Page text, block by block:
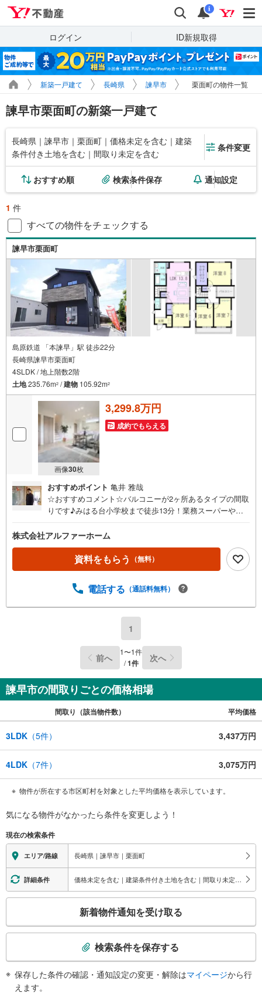
検索 通知
i
ログイン ID新規取得
新築一戸建て 長崎県 諫早市 栗面町の物件一覧
諫早市栗面町の新築一戸建て
長崎県｜諫早市｜栗面町｜価格未定を含む｜建築
条件付き土地を含む｜間取り未定を含む
条件変更
おすすめ順 検索条件保存 通知設定
1 件
すべての物件をチェックする
諫早市栗面町
島原鉄道 「本諫早」駅 徒歩22分
長崎県諫早市栗面町
4SLDK / 地上階数2階
土地235.76m2 /建物 105.92m2
画像30枚
3,299.8万円
成約でもらえる
おすすめポイント 亀井 雅哉
☆おすすめコメント☆バルコニーが2ヶ所あるタイプの間取
りです♪みはる台小学校まで徒歩13分！業務スーパーやコ
や浴室乾燥機能等、日々の家事の手助けになる設備が標準
装備！■周辺環境・諫早市立みはる台小学校まで徒歩13分
（1040m）・諫早市立諫早中学校まで徒歩22分（1691
m）・業務スーパー諫早店まで徒歩6分（453m）■物件情
レ設置・シューズクローク・照明、エアコン1基設置済み・
級・劣化対策等級3相当・床下の劣化を防ぎ不同沈下しにく
いベタ基礎を採用■2026年9月完成予定※工期の影響で変更
になる可能性がございます。ご了承ください。 平日のご予
約もOK！開催時間/10:00～18:00（火・水定休）ご予約状
況により、ご希望に添えない場合がございます。予めご了
株式会社アルファーホーム
資料をもらう （無料）
電話する （通話料無料）
1
前へ 1〜1件
/1件 次へ
諫早市の間取りごとの価格相場
間取り（該当物件数） 平均価格
3LDK （5件） 3,437万円
4LDK （7件） 3,075万円
物件が所在する市区町村を対象とした平均価格を表示しています。
気になる物件がなかったら条件を変更しよう！
現在の検索条件
エリア/路線 長崎県｜諫早市｜栗面町
詳細条件 価格未定を含む｜建築条件付き土地を含む｜間取り未定を含む
検
新着物件通知を受け取る
検索条件を保存する
保存した条件の確認・通知設定の変更・解除はマイページから行
えます。